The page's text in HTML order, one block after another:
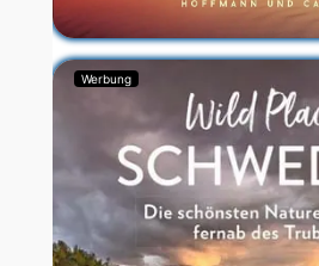
Werbung